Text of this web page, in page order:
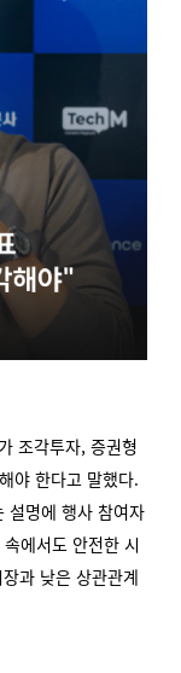
조각투자, 증권형
야 한다고 말했다.
설명에 행사 참여자
에서도 안전한 시
과 낮은 상관관계